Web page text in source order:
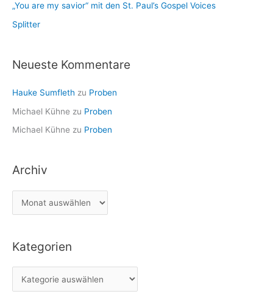
„You are my savior“ mit den St. Paul’s Gospel Voices
Splitter
Neueste Kommentare
Hauke Sumfleth zu Proben
Michael Kühne zu Proben
Michael Kühne zu Proben
Archiv
Kategorien